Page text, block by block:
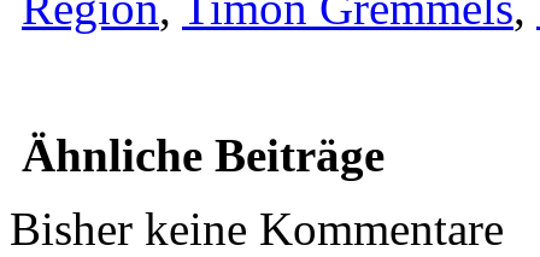
Ähnliche Beiträge
Bisher keine Kommentare